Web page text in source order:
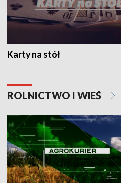
Karty na stół
ROLNICTWO I WIEŚ